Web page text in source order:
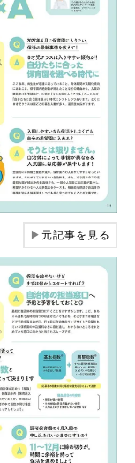
▶元記事を見る